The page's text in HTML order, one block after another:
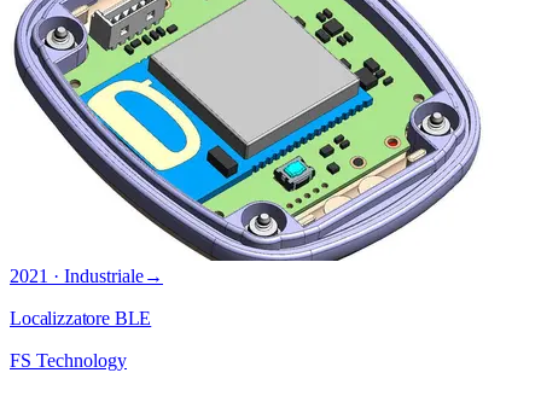
2021 · Industriale→
Localizzatore BLE
FS Technology